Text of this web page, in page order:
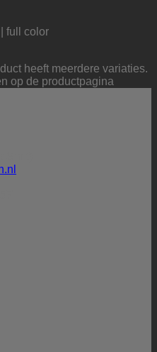
full color
heeft meerdere variaties.
op de productpagina